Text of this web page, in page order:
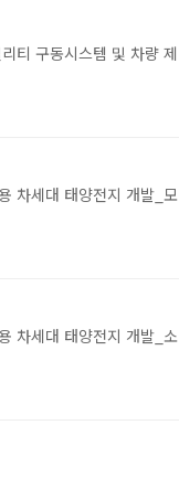
티 구동시스템 및 차량 제
차세대 태양전지 개발_모
차세대 태양전지 개발_소